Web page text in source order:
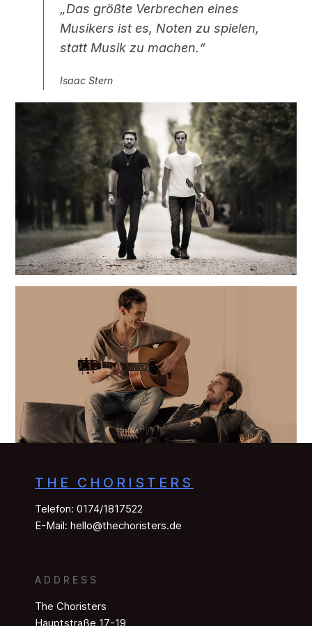
„Das größte Verbrechen eines
Musikers ist es, Noten zu spielen,
statt Musik zu machen.“
Isaac Stern
THE CHORISTERS
Telefon: 0174/1817522
E-Mail: hello@thechoristers.de
ADDRESS
The Choristers
Hauptstraße 17-19